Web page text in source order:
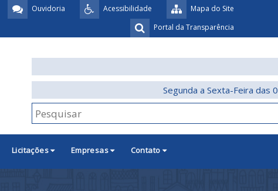
Mapa do Site
Acessibilidade
Ouvidoria
Portal da Transparência
Segunda a Sexta-Feira das
Licitações Empresas Contato